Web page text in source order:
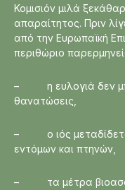
Κομισιόν μιλά
απαραίτητος. Πριν
από την Ευρωπαϊκή
περιθώριο
– η ευλογιά δεν
θανατώσεις,
– ο ιός
εντόμων και πτηνών,
– τα μέτρα